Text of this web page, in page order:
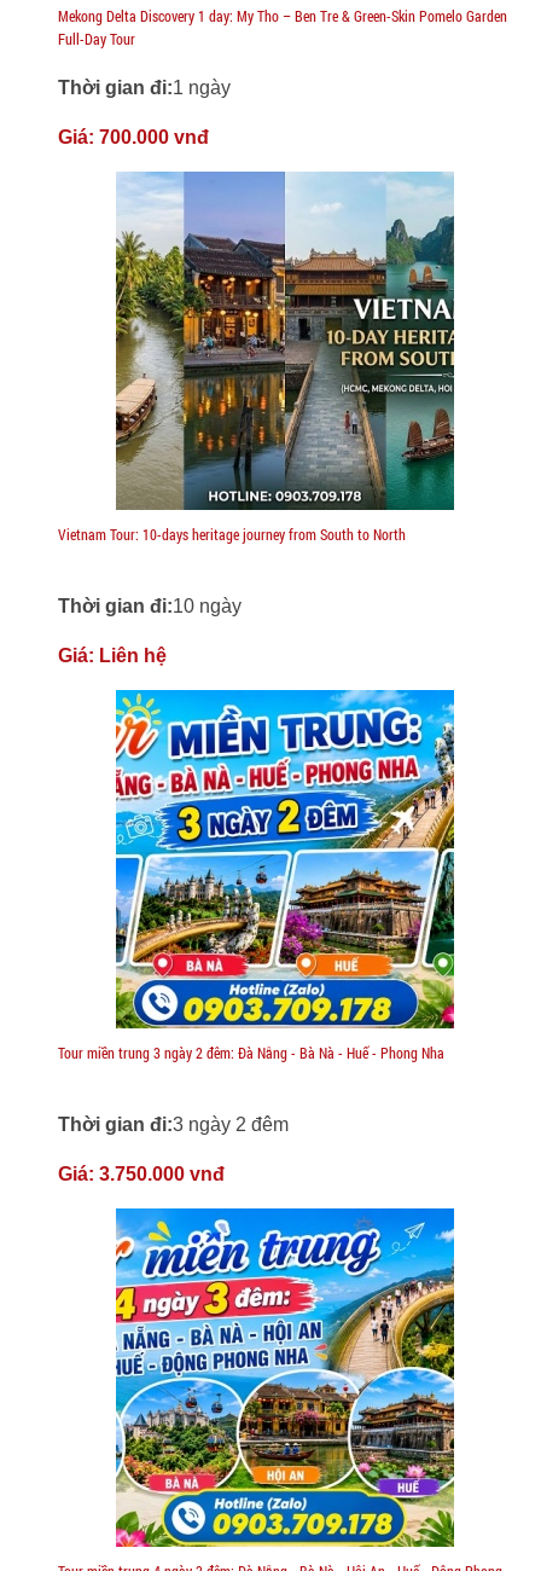
Mekong Delta Discovery 1 day: My Tho – Ben Tre & Green-Skin Pomelo Garden
Full-Day Tour
Thời gian đi:1 ngày
Giá: 700.000 vnđ
Vietnam Tour: 10-days heritage journey from South to North
Thời gian đi:10 ngày
Giá: Liên hệ
Tour miền trung 3 ngày 2 đêm: Đà Nẵng - Bà Nà - Huế - Phong Nha
Thời gian đi:3 ngày 2 đêm
Giá: 3.750.000 vnđ